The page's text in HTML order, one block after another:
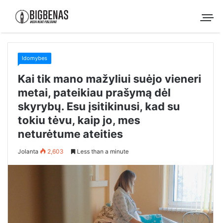
Idomybes
Kai tik mano mažyliui suėjo vieneri
metai, pateikiau prašymą dėl
skyrybų. Esu įsitikinusi, kad su
tokiu tėvu, kaip jo, mes
neturėtume ateities
Jolanta 2,603 Less than a minute